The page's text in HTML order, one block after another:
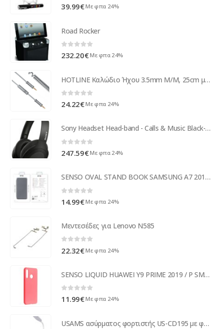
0 out of 5
39.99€ Με φπα 24%
Road Rocker
0 out of 5
232.20€ Με φπα 24%
HOTLINE Καλώδιο Ήχου 3.5mm Μ/Μ, 25cm με Μικρόφωνο, ελαστικό, ΟΕΜ - 18234
0 out of 5
24.22€ Με φπα 24%
Sony Headset Head-band - Calls & Music Black-Binaural - 1.2 m WHH910NB.CE7
0 out of 5
247.59€ Με φπα 24%
SENSO OVAL STAND BOOK SAMSUNG A7 2018 titanium
14.99€ Με φπα 24%
Μεντεσέδες για Lenovo N585
22.32€ Με φπα 24%
SENSO LIQUID HUAWEI Y9 PRIME 2019 / P SMART Z / HONOR 9X somon backcover
0 out of 5
11.99€ Με φπα 24%
USAMS ασύρματος φορτιστής US-CD195 με φωτιστικό, 4 σε 1, 15W, λευκός